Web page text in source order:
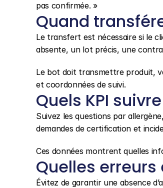
pas confirmée. »
Quand
Le transfert est nécessaire si le
absente, un lot précis, une
Le bot doit transmettre produit,
et coordonnées de suivi.
Quels KPI
Suivez les questions par
demandes de certification et
Ces données montrent quelles
Quelles erreurs
Évitez de garantir une absence